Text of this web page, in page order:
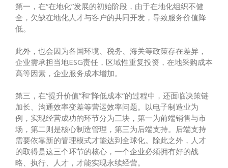
第一，在“在地化”发展的初始阶段，由于在地化组织不健
全，欠缺在地化人才与客户的共同开发，导致服务价值降
低。
此外，也会因为各国环境、税务、海关等政策存在差异，
企业需承担当地ESG责任，区域性重复投资，在地采购成本
高等因素，企业服务成本增加。
第三，在“提升价值”和“降低成本”的过程中，还面临决策链
加长、沟通效率变差等营运效率问题。以电子制造业为
例，实现经营成功的环节分为三块，第一为前端销售与市
场，第二则是核心制造管理，第三为后端支持。后端支持
需要依靠新的管理模式才能达到全球化。除此之外，人才
的取得是这三个环节的核心，一个企业必须拥有好的战
略、执行、人才，才能实现永续经营。